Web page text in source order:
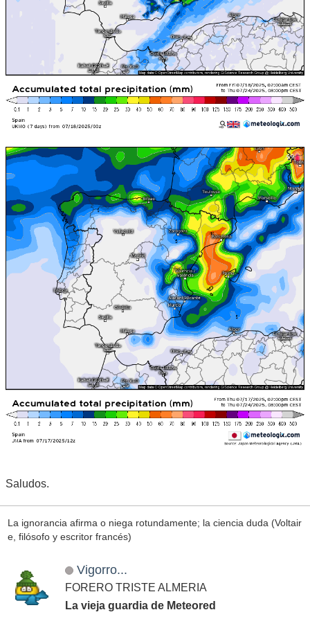
Saludos.
La ignorancia afirma o niega rotundamente; la ciencia duda (Voltair
e, filósofo y escritor francés)
Vigorro...
FORERO TRISTE ALMERIA
La vieja guardia de Meteored